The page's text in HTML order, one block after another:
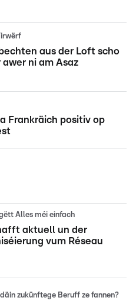
aus der Loft scho
ni am Asaz
Frankräich positiv op
Alles méi einfach
aktuell un der
vum Réseau
zukünftege Beruff ze fannen?